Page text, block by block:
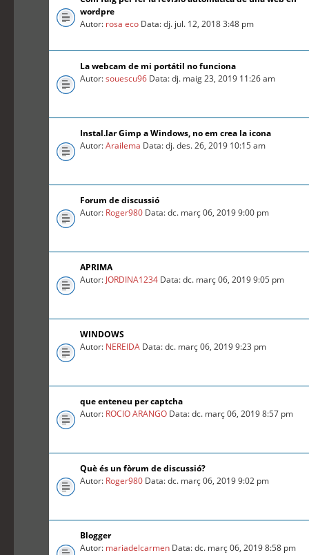
wordpre
Autor: rosa eco Data: dj. jul. 12, 2018 3:48 pm
La webcam de mi portátil no funciona
Autor:souescu96 Data: dj. maig 23, 2019 11:26 am
Instal.lar Gimp a Windows, no em crea la icona
Autor:Arailema Data: dj. des. 26, 2019 10:15 am
Forum de discussió
Autor: Roger980 Data: dc. març 06, 2019 9:00 pm
APRIMA
Autor: JORDINA1234 Data: dc. març 06, 2019 9:05 pm
WINDOWS
Autor: NEREIDA Data: dc. març 06, 2019 9:23 pm
que enteneu per captcha
Autor: ROCIO ARANGO Data: dc. març 06, 2019 8:57 pm
Què és un fòrum de discussió?
Autor: Roger980 Data: dc. març 06, 2019 9:02 pm
Blogger
Autor: mariadelcarmen Data: dc. març 06, 2019 8:58 pm